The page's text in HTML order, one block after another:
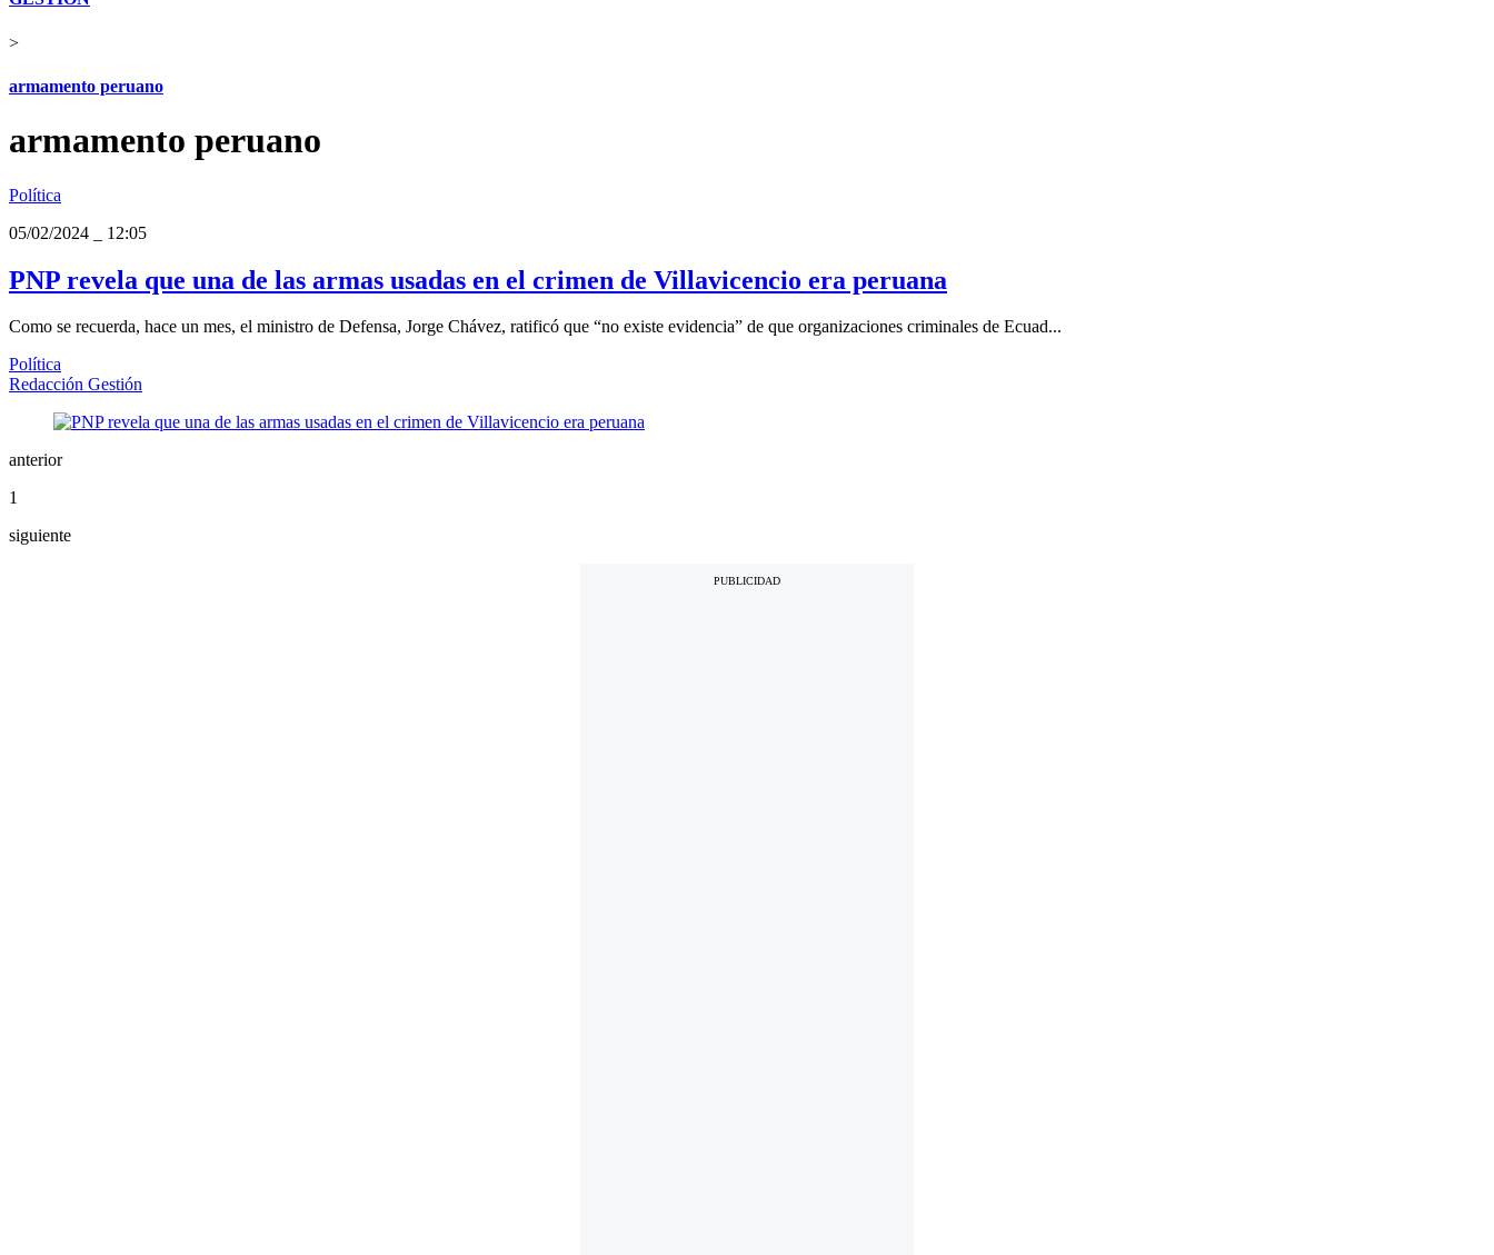
>
armamento peruano
armamento peruano
Política
05/02/2024
12:05
PNP revela que una de las armas usadas en el crimen de Villavicencio era peruana
Como se recuerda, hace un mes, el ministro de Defensa, Jorge Chávez, ratificó que “no existe evidencia” de que organizaciones criminales de Ecuad...
Política
Redacción Gestión
anterior
1
siguiente